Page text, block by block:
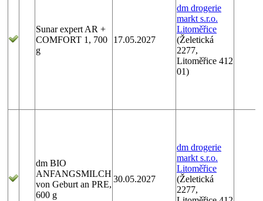
Sunar expert AR +
COMFORT 1, 700
g
17.05.2027
dm drogerie
markt s.r.o.
Litoměřice
(Želetická
2277,
Litoměřice 412
01)
dm BIO
ANFANGSMILCH
von Geburt an PRE,
600 g
30.05.2027
dm drogerie
markt s.r.o.
Litoměřice
(Želetická
2277,